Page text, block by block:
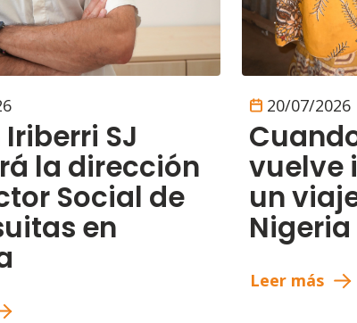
SJ
la dirección
Social de
en
20/07/2026
vuelve
un
Nigeria
Leer más